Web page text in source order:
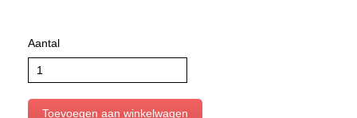
Aantal